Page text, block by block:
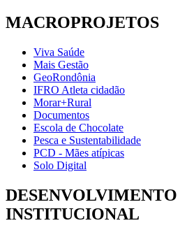
MACROPROJETOS
Viva Saúde
Mais Gestão
GeoRondônia
IFRO Atleta cidadão
Morar+Rural
Documentos
Escola de Chocolate
Pesca e Sustentabilidade
PCD - Mães atípicas
Solo Digital
DESENVOLVIMENTO
INSTITUCIONAL